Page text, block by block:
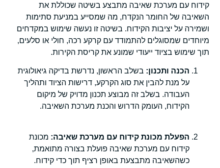
קידוח עם מערכת שאיבה מתבצע בשיטה שכוללת את
השאיבה של החומר הנקדח, מה שמסייע במניעת סתימות
ושמירה על יציבות הקידוח. בשיטה זו נעשה שימוש במקדחים
מיוחדים שמסוגלים להתמודד עם קרקע רכה, חולי או סלעים,
תוך שימוש בציוד ייעודי שמונע את קריסת הקירות.
הכנה ותכנון: בשלב הראשון, נדרשת בדיקה גיאולוגית
על מנת להבין את סוג הקרקע, דרישות הציוד ותהליך
העבודה. בשלב זה מבוצע תכנון מדויק של מיקום
הקידוח, העומק הדרוש והכנת מערכת השאיבה.
הפעלת מכונת קידוח עם מערכת שאיבה: מכונת
קידוח עם מערכת שאיבה פועלת בצורה מתואמת,
כשהשאיבה מתבצעת באופן רציף תוך כדי קידוח.